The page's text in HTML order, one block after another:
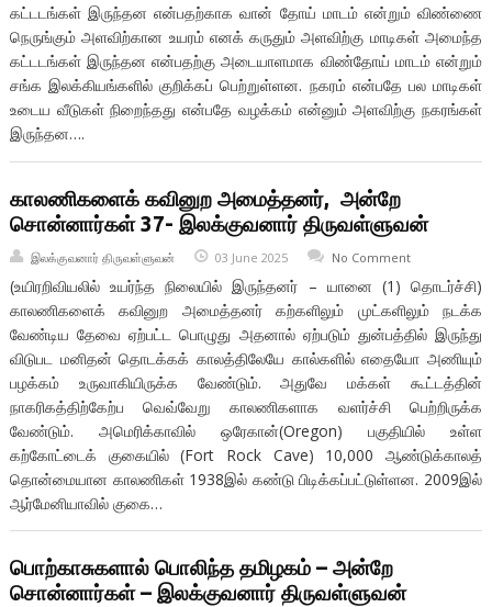
கட்டடங்கள் இருந்தன என்பதற்காக வான் தோய் மாடம் என்றும் விண்ணை
நெருங்கும் அளவிற்கான உயரம் எனக் கருதும் அளவிற்கு மாடிகள் அமைந்த
கட்டடங்கள் இருந்தன என்பதற்கு அடையாளமாக விண்தோய் மாடம் என்றும்
சங்க இலக்கியங்களில் குறிக்கப் பெற்றுள்ளன. நகரம் என்பதே பல மாடிகள்
உடைய வீடுகள் நிறைந்தது என்பதே வழக்கம் என்னும் அளவிற்கு நகரங்கள்
இருந்தன….
காலணிகளைக் கவினுற அமைத்தனர், அன்றே
சொன்னார்கள் 37- இலக்குவனார் திருவள்ளுவன்
இலக்குவனார் திருவள்ளுவன் 03 June 2025 No Comment
(உயிரறிவியலில் உயர்ந்த நிலையில் இருந்தனர் – யானை (1) தொடர்ச்சி)
காலணிகளைக் கவினுற அமைத்தனர் கற்களிலும் முட்களிலும் நடக்க
வேண்டிய தேவை ஏற்பட்ட பொழுது அதனால் ஏற்படும் துன்பத்தில் இருந்து
விடுபட மனிதன் தொடக்கக் காலத்திலேயே கால்களில் எதையோ அணியும்
பழக்கம் உருவாகியிருக்க வேண்டும். அதுவே மக்கள் கூட்டத்தின்
நாகரிகத்திற்கேற்ப வெவ்வேறு காலணிகளாக வளர்ச்சி பெற்றிருக்க
வேண்டும். அமெரிக்காவில் ஒரேகான்(Oregon) பகுதியில் உள்ள
கற்கோட்டைக் குகையில் (Fort Rock Cave) 10,000 ஆண்டுக்காலத்
தொன்மையான காலணிகள் 1938இல் கண்டு பிடிக்கப்பட்டுள்ளன. 2009இல்
ஆர்மேனியாவில் குகை…
பொற்காசுகளால் பொலிந்த தமிழகம் – அன்றே
சொன்னார்கள் – இலக்குவனார் திருவள்ளுவன்